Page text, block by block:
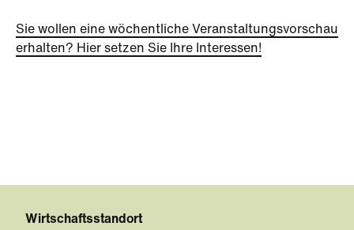
Sie wollen eine wöchentliche Veranstaltungsvorschau
erhalten? Hier setzen Sie Ihre Interessen!
Wirtschaftsstandort